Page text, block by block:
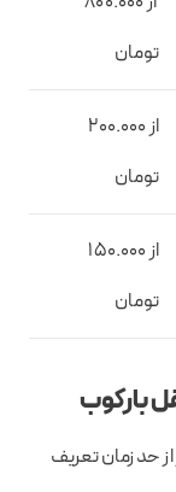
تومان
از 200.000
تومان
از 150.000
تومان
بارکوب
حد زمان تعریف